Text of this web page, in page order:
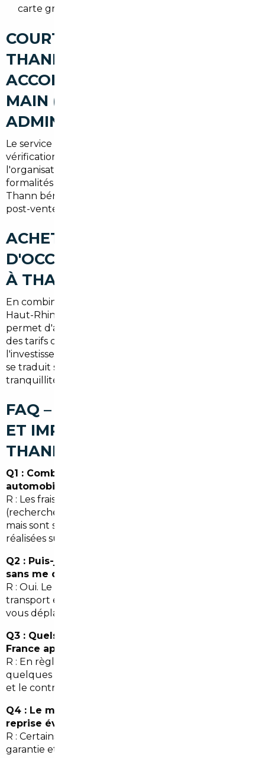
carte grise étrangère, contrôle technique.
COURTIER AUTOMOBILE
THANN : UN
ACCOMPAGNEMENT CLÉ EN
MAIN (RECHERCHE,
ADMINISTRATIF, LIVRAISON)
Le service offert inclut la recherche personnalisée, la
vérification complète du véhicule, la négociation,
l'organisation du transport et la gestion des
formalités (immatriculation, taxes). Les clients de
Thann bénéficient d'une livraison locale et d'un suivi
post-vente.
ACHETER UNE VOITURE
D'OCCASION AU MEILLEUR PRIX
À THANN (SYNTHÈSE)
En combinant la connaissance du marché local du
Haut-Rhin et un réseau européen, le courtier
permet d'accéder à des véhicules mieux équipés à
des tarifs compétitifs. Pour un acheteur à Thann,
l'investissement dans un courtier ou mandataire auto
se traduit souvent par des économies nettes et une
tranquillité d'esprit administrative.
FAQ – COURTIER AUTOMOBILE
ET IMPORT DE VOITURE À
THANN
Q1 : Combien coûte le service d'un courtier
automobile à Thann ?
R : Les frais varient selon le niveau de service
(recherche simple à accompagnement complet),
mais sont souvent compensés par les économies
réalisées sur le prix d'achat et les démarches.
Q2 : Puis-je importer une voiture d'Allemagne
sans me déplacer depuis Thann ?
R : Oui. Le courtier peut gérer la visite, l'achat, le
transport et l'immatriculation sans que vous ayez à
vous déplacer.
Q3 : Quels délais pour l'immatriculation en
France après import ?
R : En règle générale, compter de quelques jours à
quelques semaines selon la rapidité des documents
et le contrôle technique.
Q4 : Le mandat couvre-t-il les garanties et la
reprise éventuelle ?
R : Certains mandataires proposent des extensions de
garantie et des options de reprise. Vérifiez les